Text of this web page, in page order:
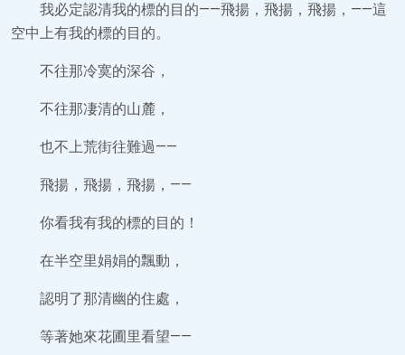
我必定認清我的標的目的——飛揚，飛揚，飛揚，——這
空中上有我的標的目的。
不往那冷寞的深谷，
不往那凄清的山麓，
也不上荒街往難過——
飛揚，飛揚，飛揚，——
你看我有我的標的目的！
在半空里娟娟的飄動，
認明了那清幽的住處，
等著她來花圃里看望——